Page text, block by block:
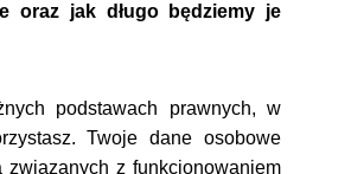
oraz jak długo będziemy je
podstawach prawnych, w
Twoje dane osobowe
związanych z funkcjonowaniem